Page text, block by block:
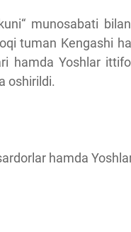
munosabati
tuman Kengashi
hamda Yoshlar
oshirildi.
hamda